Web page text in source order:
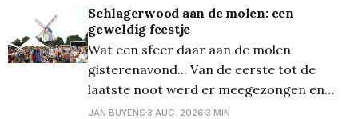
opdagen voor deze jaarlijkse leuke
traditie. Van zaklopen tot paalklimmen en
véél meer, de pret kon niet
Schlagerwood aan de molen: een
geweldig feestje
Wat een sfeer daar aan de molen
gisterenavond... Van de eerste tot de
laatste noot werd er meegezongen en
gedanst, een zeer enthousiast publiek dus,
JAN BUYENS 3 AUG. 2026 3 MIN